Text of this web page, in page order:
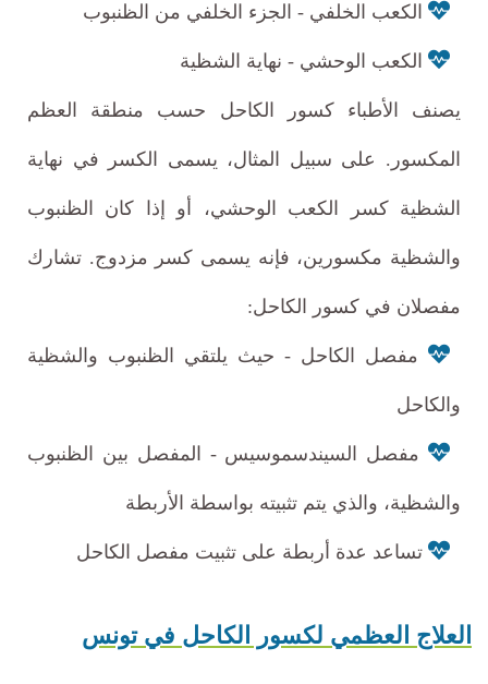
الكعب الخلفي - الجزء الخلفي من الظنبوب
الكعب الوحشي - نهاية الشظية
يصنف الأطباء كسور الكاحل حسب منطقة العظم
المكسور. على سبيل المثال، يسمى الكسر في نهاية
الشظية كسر الكعب الوحشي، أو إذا كان الظنبوب
والشظية مكسورين، فإنه يسمى كسر مزدوج. تشارك
مفصلان في كسور الكاحل:
مفصل الكاحل - حيث يلتقي الظنبوب والشظية
والكاحل
مفصل السيندسموسيس - المفصل بين الظنبوب
والشظية، والذي يتم تثبيته بواسطة الأربطة
تساعد عدة أربطة على تثبيت مفصل الكاحل
العلاج العظمي لكسور الكاحل في تونس